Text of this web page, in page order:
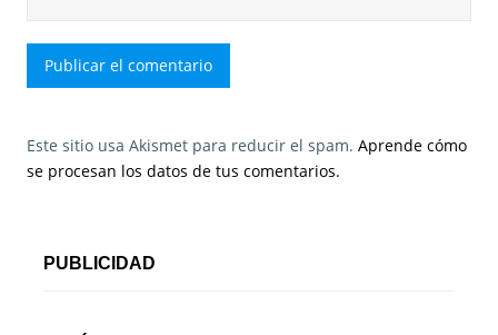
Este sitio usa Akismet para reducir el spam. Aprende cómo
se procesan los datos de tus comentarios.
PUBLICIDAD